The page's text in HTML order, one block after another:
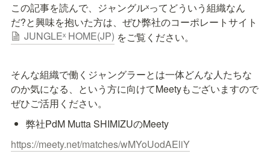
この記事を読んで、ジャングルˣってどういう組織なん
だ?と興味を抱いた方は、ぜひ弊社のコーポレートサイト
JUNGLEˣ HOME(JP) をご覧ください。
そんな組織で働くジャングラーとは一体どんな人たちな
のか気になる、という方に向けてMeetyもございますので
ぜひご活用ください。
弊社PdM Mutta SHIMIZUのMeety
https://meety.net/matches/wMYoUodAEliY